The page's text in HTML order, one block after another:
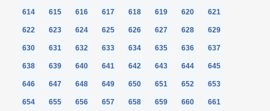
614 615 616 617 618 619 620 621
622 623 624 625 626 627 628 629
630 631 632 633 634 635 636 637
638 639 640 641 642 643 644 645
646 647 648 649 650 651 652 653
654 655 656 657 658 659 660 661